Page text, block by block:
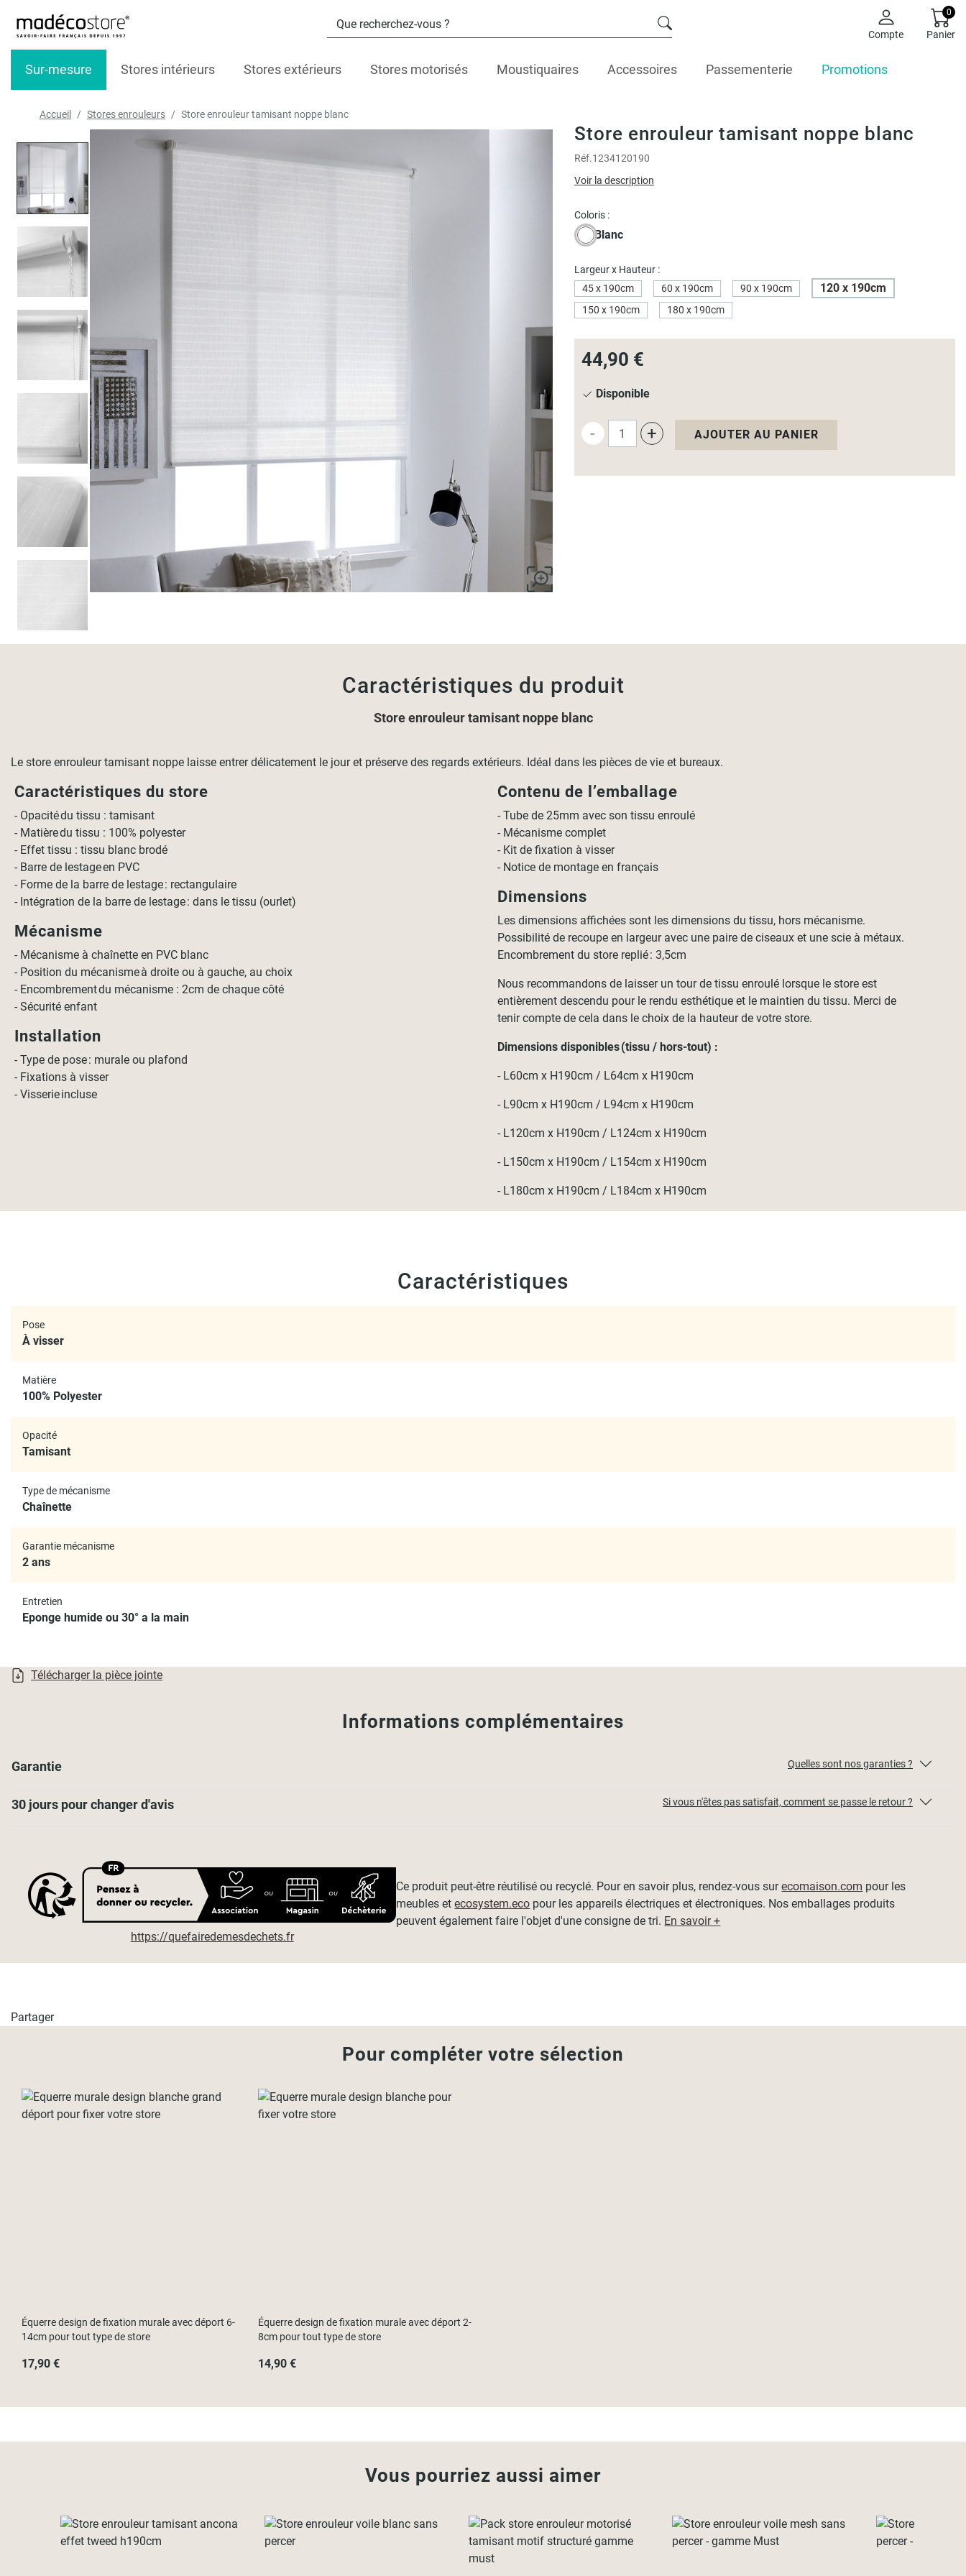
Compte
0
Panier
Sur-mesure Stores intérieurs Stores extérieurs Stores motorisés Moustiquaires Accessoires Passementerie Promotions
Accueil Stores enrouleurs Store enrouleur tamisant noppe blanc
Store enrouleur tamisant noppe blanc
Réf.1234120190
Voir la description
Coloris :
Blanc
Largeur x Hauteur :
45 x 190cm
60 x 190cm 90 x 190cm 120 x 190cm
150 x 190cm 180 x 190cm
44,90 €
Disponible
- + AJOUTER AU PANIER
Caractéristiques du produit
Store enrouleur tamisant noppe blanc
Le store enrouleur tamisant noppe laisse entrer délicatement le jour et préserve des regards extérieurs. Idéal dans les pièces de vie et bureaux.
Caractéristiques du store
- Opacité du tissu : tamisant
- Matière du tissu : 100% polyester
- Effet tissu : tissu blanc brodé
- Barre de lestage en PVC
- Forme de la barre de lestage : rectangulaire
- Intégration de la barre de lestage : dans le tissu (ourlet)
Mécanisme
- Mécanisme à chaînette en PVC blanc
- Position du mécanisme à droite ou à gauche, au choix
- Encombrement du mécanisme : 2cm de chaque côté
- Sécurité enfant
Installation
- Type de pose : murale ou plafond
- Fixations à visser
- Visserie incluse
Contenu de l’emballage
- Tube de 25mm avec son tissu enroulé
- Mécanisme complet
- Kit de fixation à visser
- Notice de montage en français
Dimensions
Les dimensions affichées sont les dimensions du tissu, hors mécanisme.
Possibilité de recoupe en largeur avec une paire de ciseaux et une scie à métaux.
Encombrement du store replié : 3,5cm
Nous recommandons de laisser un tour de tissu enroulé lorsque le store est
entièrement descendu pour le rendu esthétique et le maintien du tissu. Merci de
tenir compte de cela dans le choix de la hauteur de votre store.
Dimensions disponibles (tissu / hors-tout) :
- L60cm x H190cm / L64cm x H190cm
- L90cm x H190cm / L94cm x H190cm
- L120cm x H190cm / L124cm x H190cm
- L150cm x H190cm / L154cm x H190cm
- L180cm x H190cm / L184cm x H190cm
Caractéristiques
Pose
À visser
Matière
100% Polyester
Opacité
Tamisant
Type de mécanisme
Chaînette
Garantie mécanisme
2 ans
Entretien
Eponge humide ou 30° a la main
Télécharger la pièce jointe
Informations complémentaires
Garantie Quelles sont nos garanties ?
30 jours pour changer d'avis Si vous n'êtes pas satisfait, comment se passe le retour ?
https://quefairedemesdechets.fr
Ce produit peut-être réutilisé ou recyclé. Pour en savoir plus, rendez-vous surecomaison.com pour les
meubles etecosystem.eco pour les appareils électriques et électroniques. Nos emballages produits
peuvent également faire l'objet d'une consigne de tri. En savoir +
Partager
Pour compléter votre sélection
Équerre design de fixation murale avec déport 6-
14cm pour tout type de store
17,90 €
Équerre design de fixation murale avec déport 2-
8cm pour tout type de store
14,90 €
Vous pourriez aussi aimer